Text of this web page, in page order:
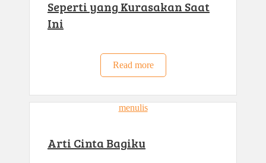
Seperti yang Kurasakan Saat
Ini
Read more
menulis
Arti Cinta Bagiku